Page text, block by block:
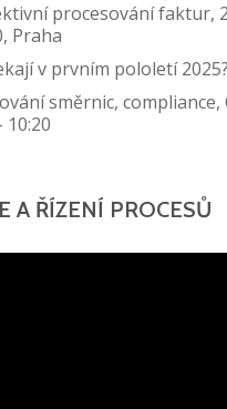
procesování faktur,
Praha
v prvním pololetí 2025?
směrnic, compliance,
10:20
A ŘÍZENÍ PROCESŮ